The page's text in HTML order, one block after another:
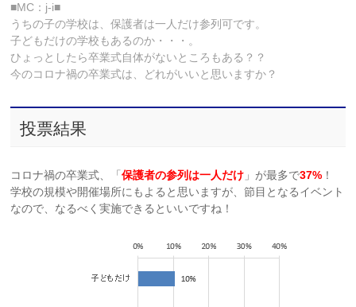
■MC：j-i■
うちの子の学校は、保護者は一人だけ参列可です。
子どもだけの学校もあるのか・・・。
ひょっとしたら卒業式自体がないところもある？？
今のコロナ禍の卒業式は、どれがいいと思いますか？
投票結果
コロナ禍の卒業式、「保護者の参列は一人だけ 」が最多で37% ！
学校の規模や開催場所にもよると思いますが、節目となるイベント
なので、なるべく実施できるといいですね！